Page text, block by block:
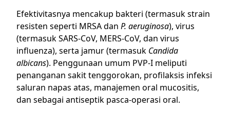
Efektivitasnya mencakup bakteri (termasuk strain
resisten seperti MRSA dan P. aeruginosa), virus
(termasuk SARS-CoV, MERS-CoV, dan virus
influenza), serta jamur (termasuk Candida
albicans). Penggunaan umum PVP-I meliputi
penanganan sakit tenggorokan, profilaksis infeksi
saluran napas atas, manajemen oral mucositis,
dan sebagai antiseptik pasca-operasi oral.